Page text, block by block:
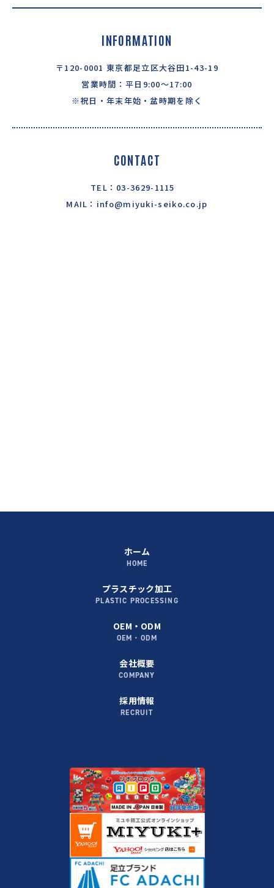
INFORMATION
〒120-0001 東京都足立区大谷田1-43-19
営業時間：平日9:00〜17:00
※祝日・年末年始・盆時期を除く
CONTACT
TEL：03-3629-1115
MAIL：info@miyuki-seiko.co.jp
ホーム
HOME
プラスチック加工
PLASTIC PROCESSING
OEM・ODM
OEM・ODM
会社概要
COMPANY
採用情報
RECRUIT